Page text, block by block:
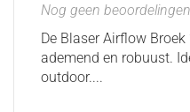
Nog geen beoordelingen
De Blaser Airflow
ademend en robuust.
outdoor....